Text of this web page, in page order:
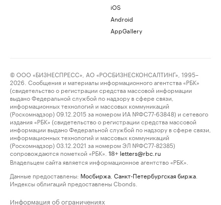
iOS
Android
AppGallery
© ООО «БИЗНЕСПРЕСС», АО «РОСБИЗНЕСКОНСАЛТИНГ», 1995–
2026. Сообщения и материалы информационного агентства «РБК»
(свидетельство о регистрации средства массовой информации
выдано Федеральной службой по надзору в сфере связи,
информационных технологий и массовых коммуникаций
(Роскомнадзор) 09.12.2015 за номером ИА №ФС77-63848) и сетевого
издания «РБК» (свидетельство о регистрации средства массовой
информации выдано Федеральной службой по надзору в сфере связи,
информационных технологий и массовых коммуникаций
(Роскомнадзор) 03.12.2021 за номером ЭЛ №ФС77-82385)
сопровождаются пометкой «РБК».
18+ letters@rbc.ru
Владельцем сайта является информационное агентство «РБК».
Данные предоставлены: Мосбиржа Санкт-Петербургская биржа
Индексы облигаций предоставлены Cbonds.
Информация об ограничениях